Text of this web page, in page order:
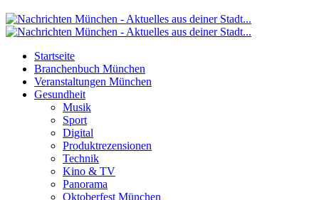
Startseite
Branchenbuch München
Veranstaltungen München
Gesundheit
Musik
Sport
Digital
Produktrezensionen
Technik
Kino & TV
Panorama
Oktoberfest München